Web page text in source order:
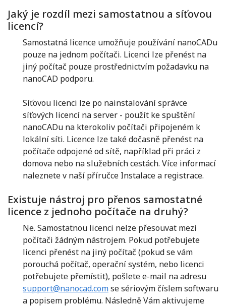
Jaký je rozdíl mezi samostatnou a síťovou
licencí?
Samostatná licence umožňuje používání nanoCADu
pouze na jednom počítači. Licenci lze přenést na
jiný počítač pouze prostřednictvím požadavku na
nanoCAD podporu.
Síťovou licenci lze po nainstalování správce
síťových licencí na server - použít ke spuštění
nanoCADu na kterokoliv počítači připojeném k
lokální síti. Licence lze také dočasně přenést na
počítače odpojené od sítě, například při práci z
domova nebo na služebních cestách. Více informací
naleznete v naší příručce Instalace a registrace.
Existuje nástroj pro přenos samostatné
licence z jednoho počítače na druhý?
Ne. Samostatnou licenci nelze přesouvat mezi
počítači žádným nástrojem. Pokud potřebujete
licenci přenést na jiný počítač (pokud se vám
porouchá počítač, operační systém, nebo licenci
potřebujete přemístit), pošlete e-mail na adresu
support@nanocad.comse sériovým číslem softwaru
a popisem problému. Následně Vám aktivujeme